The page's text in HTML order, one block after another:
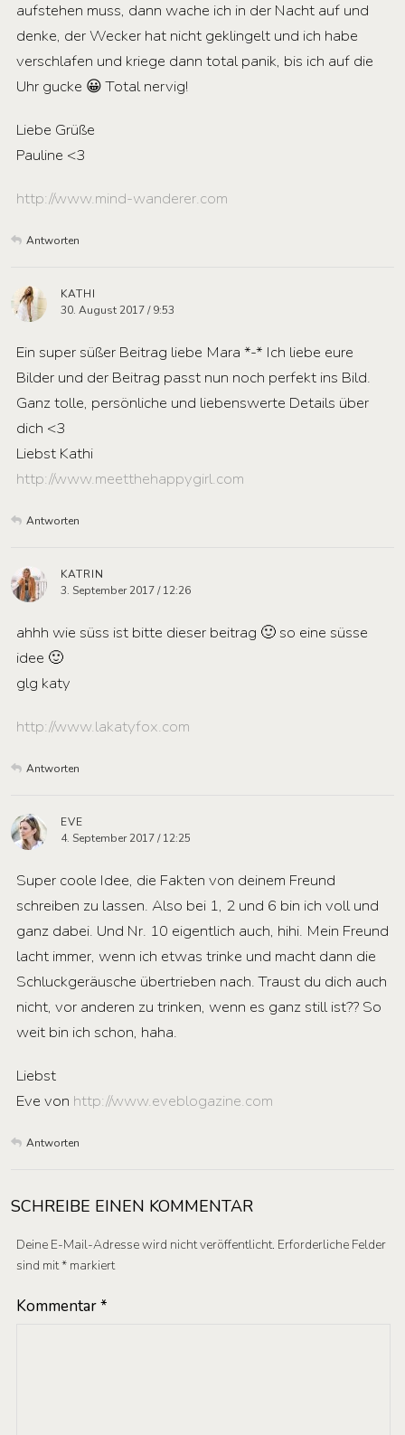
aufstehen muss, dann wache ich in der Nacht auf und
denke, der Wecker hat nicht geklingelt und ich habe
verschlafen und kriege dann total panik, bis ich auf die
Uhr gucke 😀 Total nervig!
Liebe Grüße
Pauline <3
http://www.mind-wanderer.com
Antworten
KATHI
30. August 2017 / 9:53
Ein super süßer Beitrag liebe Mara *-* Ich liebe eure
Bilder und der Beitrag passt nun noch perfekt ins Bild.
Ganz tolle, persönliche und liebenswerte Details über
dich <3
Liebst Kathi
http://www.meetthehappygirl.com
Antworten
KATRIN
3. September 2017 / 12:26
ahhh wie süss ist bitte dieser beitrag 🙂 so eine süsse
idee 🙂
glg katy
http://www.lakatyfox.com
Antworten
EVE
4. September 2017 / 12:25
Super coole Idee, die Fakten von deinem Freund
schreiben zu lassen. Also bei 1, 2 und 6 bin ich voll und
ganz dabei. Und Nr. 10 eigentlich auch, hihi. Mein Freund
lacht immer, wenn ich etwas trinke und macht dann die
Schluckgeräusche übertrieben nach. Traust du dich auch
nicht, vor anderen zu trinken, wenn es ganz still ist?? So
weit bin ich schon, haha.
Liebst
Eve von http://www.eveblogazine.com
Antworten
SCHREIBE EINEN KOMMENTAR
Deine E-Mail-Adresse wird nicht veröffentlicht. Erforderliche Felder
sind mit* markiert
Kommentar*